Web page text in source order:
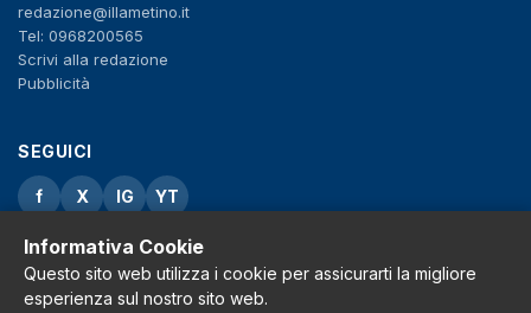
redazione@illametino.it
Tel: 0968200565
Scrivi alla redazione
Pubblicità
SEGUICI
f X IG YT
Privacy Policy
Cookie Policy
Note legali
Informativa Cookie
Questo sito web utilizza i cookie per assicurarti la migliore
esperienza sul nostro sito web.